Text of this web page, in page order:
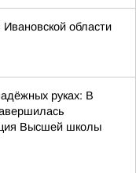
области
руках: В
Высшей школы